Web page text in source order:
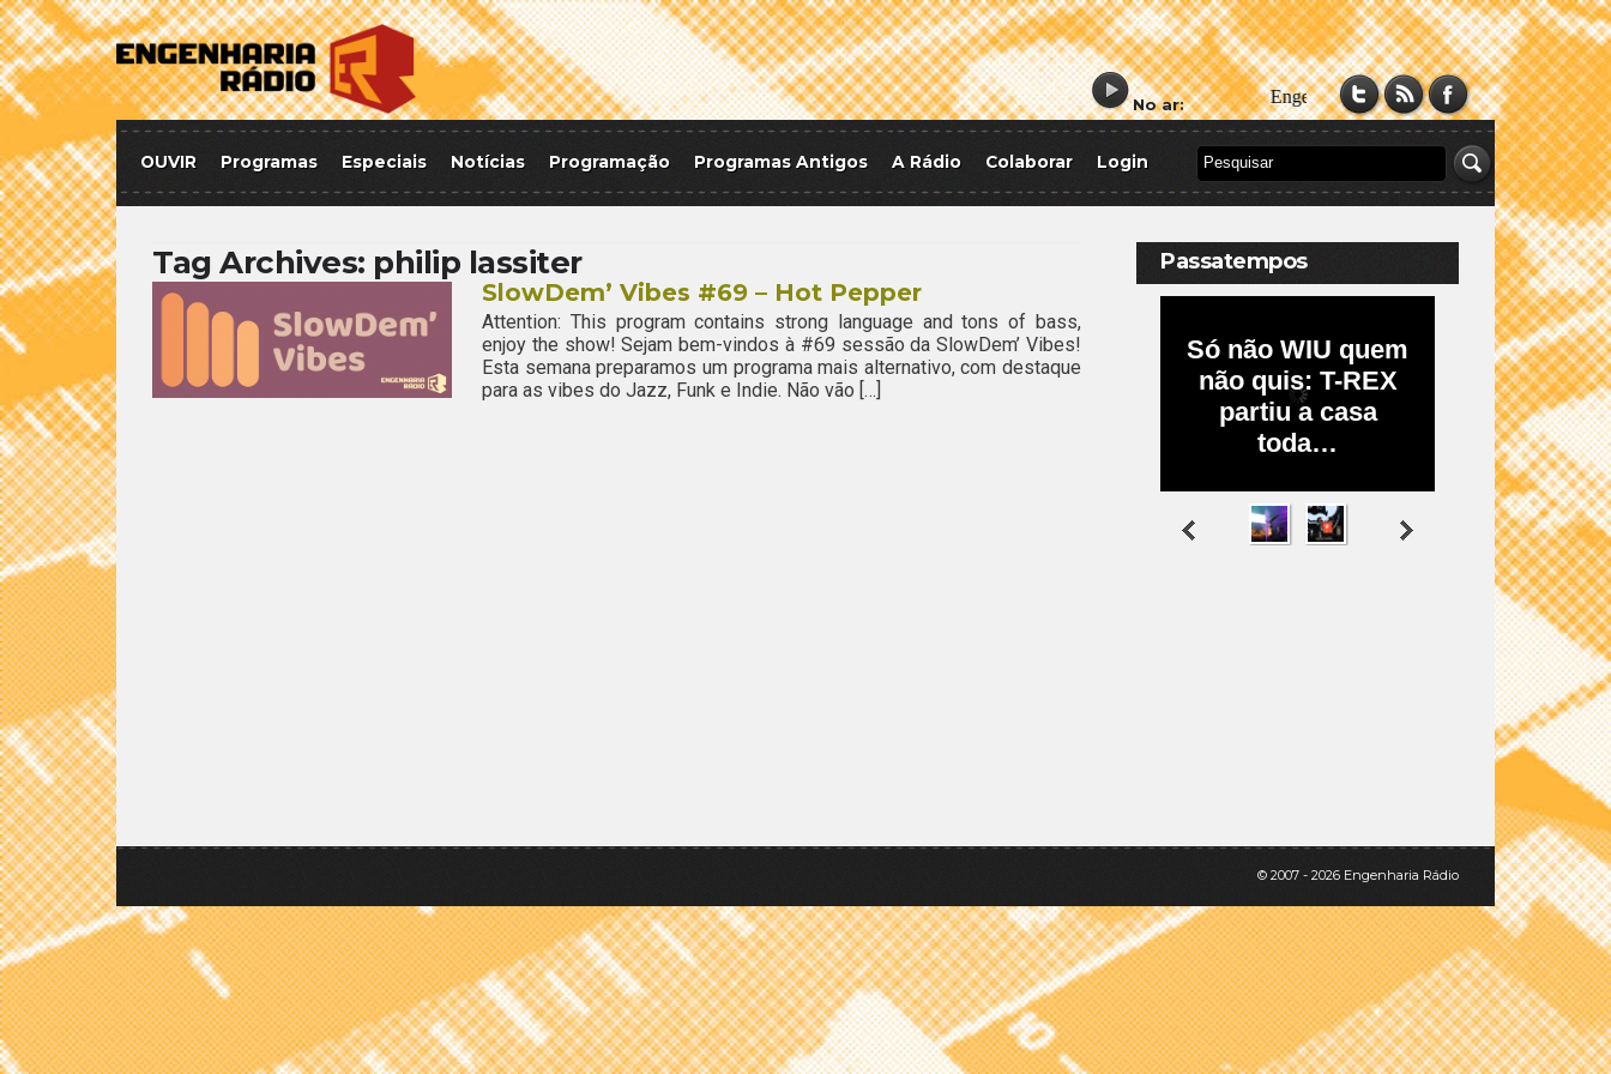
No ar:
OUVIR Programas Especiais Notícias Programação Programas Antigos A Rádio Colaborar Login
Tag Archives: philip lassiter
SlowDem’ Vibes #69 – Hot Pepper
Attention: This program contains strong language and tons of bass,
enjoy the show! Sejam bem-vindos à #69 sessão da SlowDem’ Vibes!
Esta semana preparamos um programa mais alternativo, com destaque
para as vibes do Jazz, Funk e Indie. Não vão […]
Passatempos
© 2007 - 2026 Engenharia Rádio